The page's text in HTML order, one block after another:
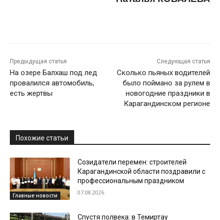
Предыдущая статья
На озере Балхаш под лед
провалился автомобиль,
есть жертвы
Следующая статья
Сколько пьяных водителей
было поймано за рулем в
новогодние праздники в
Карагандинском регионе
Похожие статьи
Главные новости
Созидатели перемен: строителей
Карагандинской области поздравили с
профессиональным праздником
07.08.2026
Спустя полвека: в Темиртау